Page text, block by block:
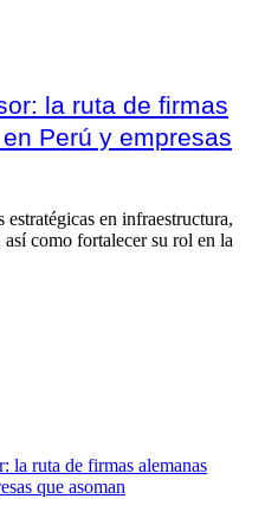
la ruta de firmas
Perú y empresas
en infraestructura,
como fortalecer su rol en la